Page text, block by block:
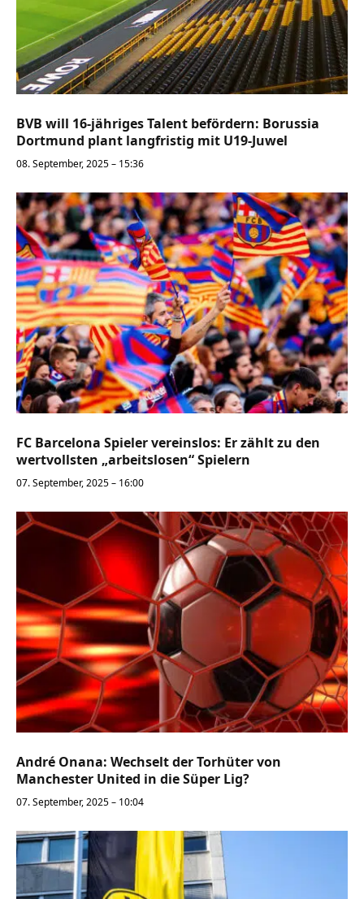
BVB will 16-jähriges Talent befördern: Borussia
Dortmund plant langfristig mit U19-Juwel
08. September, 2025 – 15:36
FC Barcelona Spieler vereinslos: Er zählt zu den
wertvollsten „arbeitslosen“ Spielern
07. September, 2025 – 16:00
André Onana: Wechselt der Torhüter von
Manchester United in die Süper Lig?
07. September, 2025 – 10:04